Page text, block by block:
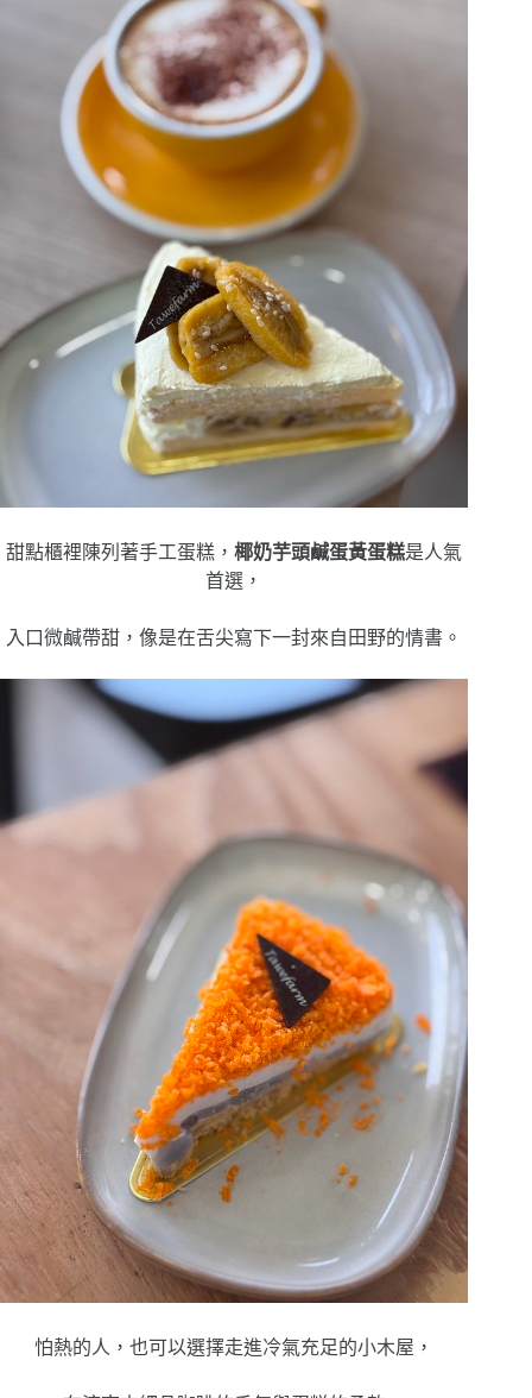
甜點櫃裡陳列著手工蛋糕，椰奶芋頭鹹蛋黃蛋糕是人氣
首選，
入口微鹹帶甜，像是在舌尖寫下一封來自田野的情書。
怕熱的人，也可以選擇走進冷氣充足的小木屋，